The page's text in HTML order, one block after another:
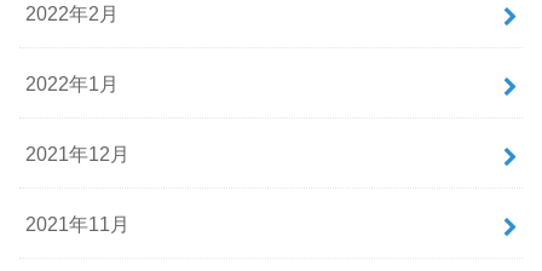
2022年2月
2022年1月
2021年12月
2021年11月